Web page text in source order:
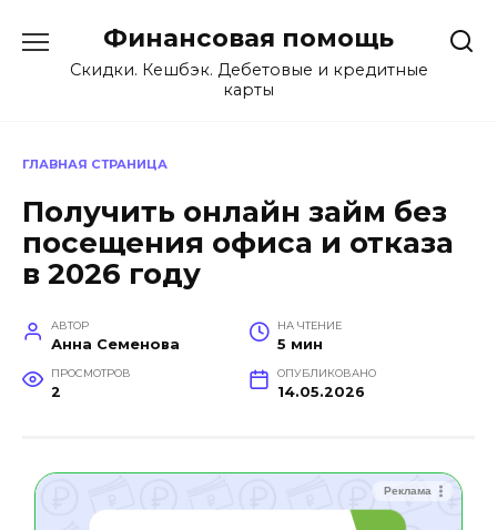
содержанию
Финансовая помощь
Скидки. Кешбэк. Дебетовые и кредитные
карты
ГЛАВНАЯ СТРАНИЦА
Получить онлайн займ без
посещения офиса и отказа
в 2026 году
АВТОР
Анна Семенова
НА ЧТЕНИЕ
5 мин
ПРОСМОТРОВ
2
ОПУБЛИКОВАНО
14.05.2026
Реклама